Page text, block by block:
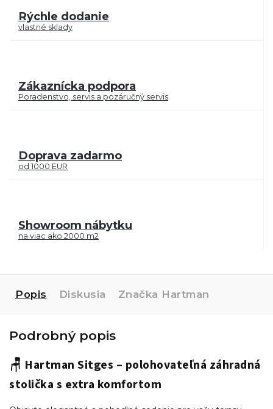
Rýchle dodanie
vlastné sklady
Zákaznícka podpora
Poradenstvo, servis a pozáručný servis
Doprava zadarmo
od 1000 EUR
Showroom nábytku
na viac ako 2000 m2
Popis Diskusia Značka Hartman
Podrobný popis
🪑 Hartman Sitges – polohovateľná záhradná
stolička s extra komfortom